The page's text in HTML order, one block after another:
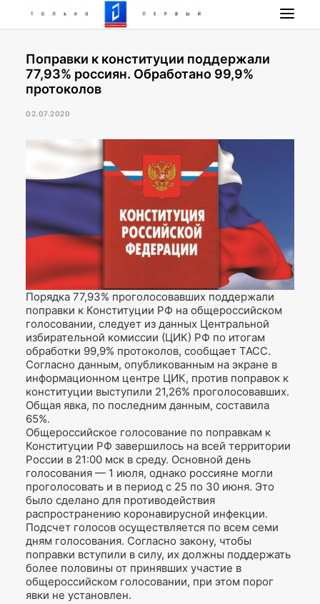
НОВОСТИ
ПРОГРАММА
ПРЯМОЙ ЭФИР
КОНТАКТЫ
Поправки к конституции поддержали
77,93% россиян. Обработано 99,9%
протоколов
02.07.2020
Порядка 77,93% проголосовавших поддержали
поправки к Конституции РФ на общероссийском
голосовании, следует из данных Центральной
избирательной комиссии (ЦИК) РФ по итогам
обработки 99,9% протоколов, сообщает ТАСС.
Согласно данным, опубликованным на экране в
информационном центре ЦИК, против поправок к
конституции выступили 21,26% проголосовавших.
Общая явка, по последним данным, составила
65%.
Общероссийское голосование по поправкам к
Конституции РФ завершилось на всей территории
России в 21:00 мск в среду. Основной день
голосования — 1 июля, однако россияне могли
проголосовать и в период с 25 по 30 июня. Это
было сделано для противодействия
распространению коронавирусной инфекции.
Подсчет голосов осуществляется по всем семи
дням голосования. Согласно закону, чтобы
поправки вступили в силу, их должны поддержать
более половины от принявших участие в
общероссийском голосовании, при этом порог
явки не установлен.